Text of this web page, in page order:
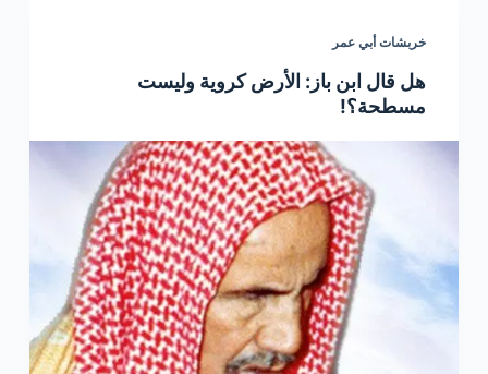
خربشات أبي عمر
هل قال ابن باز: الأرض كروية وليست
مسطحة؟!